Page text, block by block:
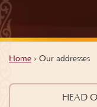
Home › Our addresses
HEAD